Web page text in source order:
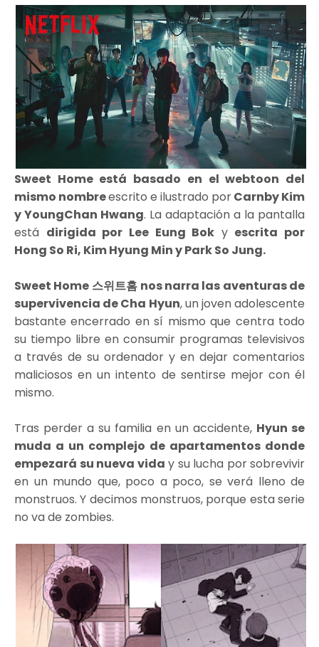
Sweet Home está basado en el webtoon del
mismo nombreescrito e ilustrado porCarnby Kim
y YoungChan Hwang. La adaptación a la pantalla
está dirigida por Lee Eung Bok y escrita por
Hong So Ri, Kim Hyung Min y Park So Jung.
Sweet Home 스위트홈 nos narra las aventuras de
supervivencia de Cha Hyun, un joven adolescente
bastante encerrado en sí mismo que centra todo
su tiempo libre en consumir programas televisivos
a través de su ordenador y en dejar comentarios
maliciosos en un intento de sentirse mejor con él
mismo.
Tras perder a su familia en un accidente, Hyun se
muda a un complejo de apartamentos donde
empezará su nueva vida y su lucha por sobrevivir
en un mundo que, poco a poco, se verá lleno de
monstruos. Y decimos monstruos, porque esta serie
no va de zombies.